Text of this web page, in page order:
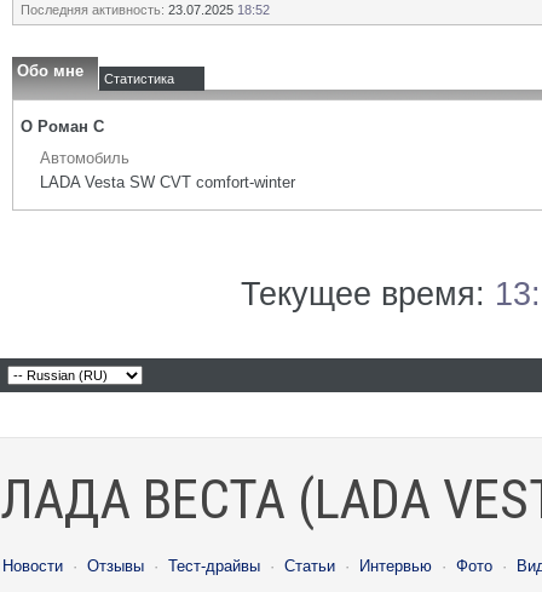
Последняя активность: 23.07.2025 18:52
Обо мне Статистика
О Роман С
Автомобиль
LADA Vesta SW CVT comfort-winter
Текущее время:
ЛАДА ВЕСТА (LADA
Новости · Отзывы · Тест-драйвы · Статьи · Интервью · Фото ·